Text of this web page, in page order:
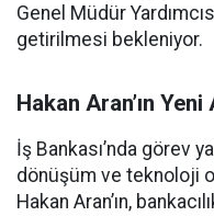
Genel Müdür
getirilmesi bekleniyor.
Hakan Aran’ın
İş Bankası’nda görev
dönüşüm ve teknoloji
Hakan Aran’ın,